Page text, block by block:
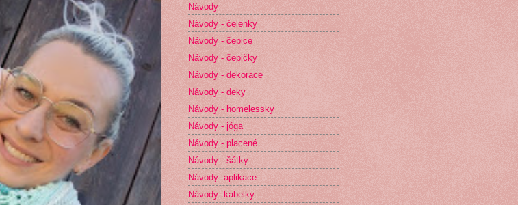
Návody
Návody - čelenky
Návody - čepice
Návody - čepičky
Návody - dekorace
Návody - deky
Návody - homelessky
Návody - jóga
Návody - placené
Návody - šátky
Návody- aplikace
Návody- kabelky